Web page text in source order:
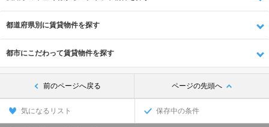
都道府県別に賃貸物件を探す
都市にこだわって賃貸物件を探す
前のページへ戻る ページの先頭へ
気になるリスト 保存中の条件